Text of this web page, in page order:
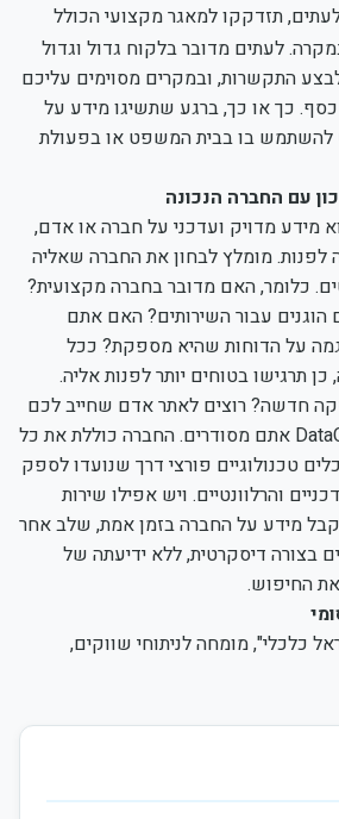
תזדקקו למאגר מקצועי הכולל
לעתים מדובר בלקוח גדול וגדול
התקשרות, ובמקרים מסוימים עליכם
כך או כך, ברגע שתשיגו מידע על
להשתמש בו בבית המשפט או בפעולת
עם החברה הנכונה
מידע מדויק ועדכני על חברה או אדם,
לפנות. מומלץ לבחון את החברה שאליה
כלומר, האם מדובר בחברה מקצועית?
הוגנים עבור השירותים? האם אתם
על הדוחות שהיא מספקת? ככל
תרגישו בטוחים יותר לפנות אליה.
חדשה? רוצים לאתר אדם שחייב לכם
כסף? עם חברת DataCheck אתם מסודרים. החברה כוללת את כל
טכנולוגיים פורצי דרך שנועדו לספק
והרלוונטיים. ויש אפילו שירות
מידע על החברה בזמן אמת, שלב אחר
בצורה דיסקרטית, ללא ידיעתה של
החיפוש.
כלכלי", מומחה לניתוחי שווקים,